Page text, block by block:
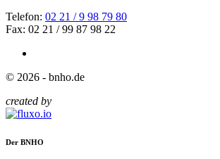
Telefon: 02 21 / 9 98 79 80
Fax: 02 21 / 99 87 98 22
© 2026 - bnho.de
created by
Der BNHO